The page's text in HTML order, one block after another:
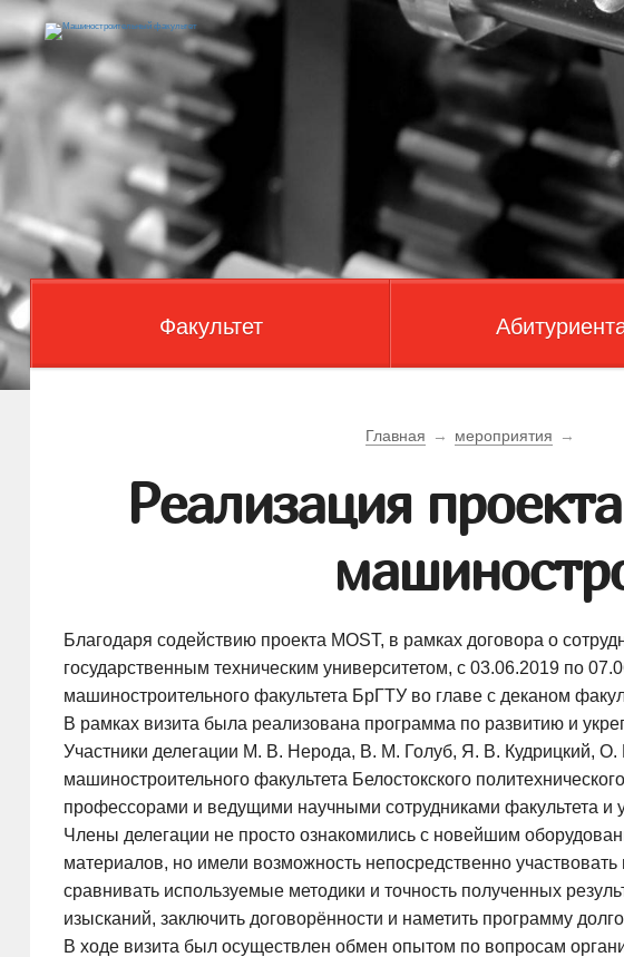
Факультет
Главная → мероприятия →
Реализация
Благодаря содействию проекта МОSТ, в рамках договора о
государственным техническим университетом, с 03.06.2019по
машиностроительного факультета БрГТУ во главе с деканом
В рамках визита была реализована программа по развитию и
Участники делегации М. В. Нерода, В. М. Голуб, Я. В. Кудрицкий, О.
машиностроительного факультета Белостокского
профессорами и ведущими научными сотрудниками факультета
Члены делегации не просто ознакомились с новейшим
материалов, но имели возможность непосредственно
сравнивать используемые методики и точность полученных
изысканий, заключить договорённости и наметить программу
В ходе визита был осуществлен обмен опытом по вопросам